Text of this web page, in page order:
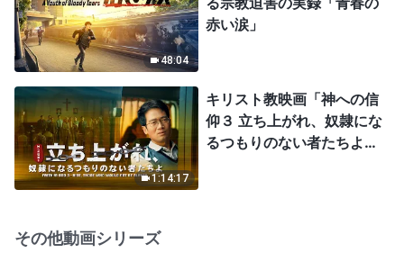
48:04
赤い涙」
1:14:17
キリスト教映画「神への信
仰３ 立ち上がれ、奴隷にな
るつもりのない者たちよ」
その他動画シリーズ